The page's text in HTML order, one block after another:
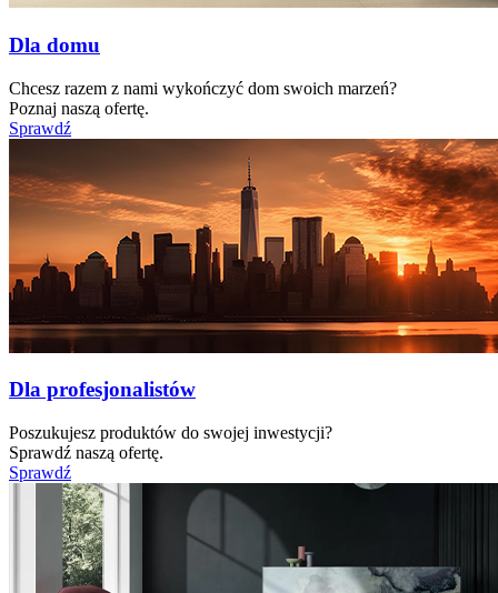
Dla domu
Chcesz razem z nami wykończyć dom swoich marzeń?
Poznaj naszą ofertę.
Sprawdź
Dla profesjonalistów
Poszukujesz produktów do swojej inwestycji?
Sprawdź naszą ofertę.
Sprawdź